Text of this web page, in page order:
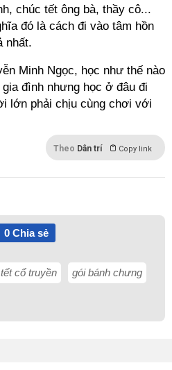
chúc tết ông bà, thầy cô...
đó là cách đi vào tâm hồn
nhất.
Minh Ngọc, học như thế nào
đình nhưng học ở đâu đi
lớn phải chịu cùng chơi với
Theo Dân trí Copy link
0Chia sẻ
tết cổ truyền gói bánh chưng